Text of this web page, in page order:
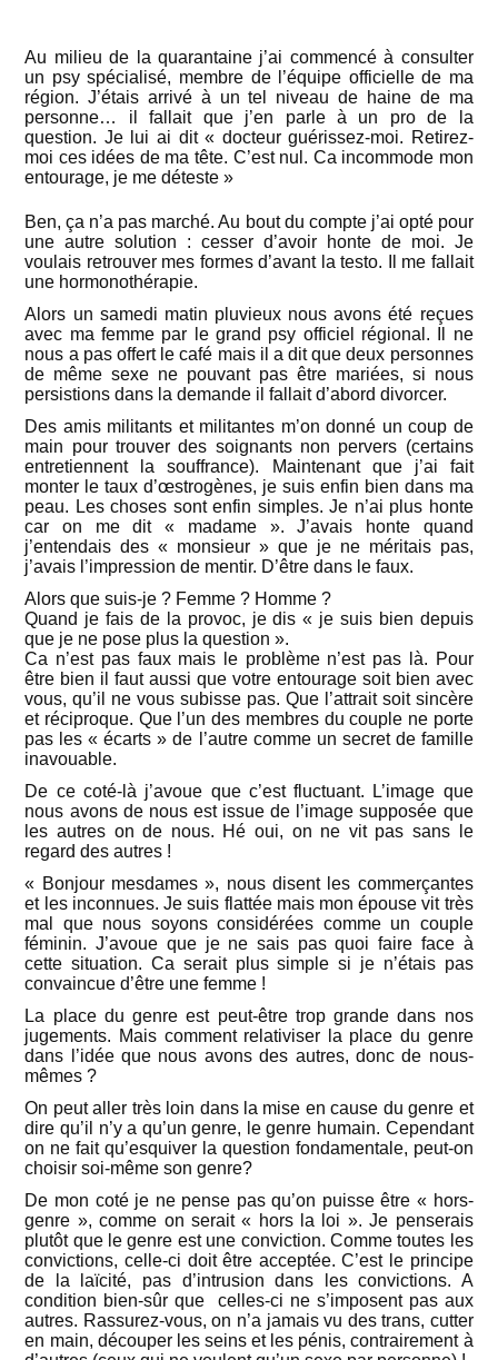
Au milieu de la quarantaine j’ai commencé à consulter
un psy spécialisé, membre de l’équipe officielle de ma
région. J’étais arrivé à un tel niveau de haine de ma
personne… il fallait que j’en parle à un pro de la
question. Je lui ai dit « docteur guérissez-moi. Retirez-
moi ces idées de ma tête. C’est nul. Ca incommode mon
entourage, je me déteste »
Ben, ça n’a pas marché. Au bout du compte j’ai opté pour
une autre solution : cesser d’avoir honte de moi. Je
voulais retrouver mes formes d’avant la testo. Il me fallait
une hormonothérapie.
Alors un samedi matin pluvieux nous avons été reçues
avec ma femme par le grand psy officiel régional. Il ne
nous a pas offert le café mais il a dit que deux personnes
de même sexe ne pouvant pas être mariées, si nous
persistions dans la demande il fallait d’abord divorcer.
Des amis militants et militantes m’on donné un coup de
main pour trouver des soignants non pervers (certains
entretiennent la souffrance). Maintenant que j’ai fait
monter le taux d’œstrogènes, je suis enfin bien dans ma
peau. Les choses sont enfin simples. Je n’ai plus honte
car on me dit « madame ». J’avais honte quand
j’entendais des « monsieur » que je ne méritais pas,
j’avais l’impression de mentir. D’être dans le faux.
Alors que suis-je ? Femme ? Homme ?
Quand je fais de la provoc, je dis « je suis bien depuis
que je ne pose plus la question ».
Ca n’est pas faux mais le problème n’est pas là. Pour
être bien il faut aussi que votre entourage soit bien avec
vous, qu’il ne vous subisse pas. Que l’attrait soit sincère
et réciproque. Que l’un des membres du couple ne porte
pas les « écarts » de l’autre comme un secret de famille
inavouable.
De ce coté-là j’avoue que c’est fluctuant. L’image que
nous avons de nous est issue de l’image supposée que
les autres on de nous. Hé oui, on ne vit pas sans le
regard des autres !
« Bonjour mesdames », nous disent les commerçantes
et les inconnues. Je suis flattée mais mon épouse vit très
mal que nous soyons considérées comme un couple
féminin. J’avoue que je ne sais pas quoi faire face à
cette situation. Ca serait plus simple si je n’étais pas
convaincue d’être une femme !
La place du genre est peut-être trop grande dans nos
jugements. Mais comment relativiser la place du genre
dans l’idée que nous avons des autres, donc de nous-
mêmes ?
On peut aller très loin dans la mise en cause du genre et
dire qu’il n’y a qu’un genre, le genre humain. Cependant
on ne fait qu’esquiver la question fondamentale, peut-on
choisir soi-même son genre?
De mon coté je ne pense pas qu’on puisse être « hors-
genre », comme on serait « hors la loi ». Je penserais
plutôt que le genre est une conviction. Comme toutes les
convictions, celle-ci doit être acceptée. C’est le principe
de la laïcité, pas d’intrusion dans les convictions. A
condition bien-sûr que celles-ci ne s’imposent pas aux
autres. Rassurez-vous, on n’a jamais vu des trans, cutter
en main, découper les seins et les pénis, contrairement à